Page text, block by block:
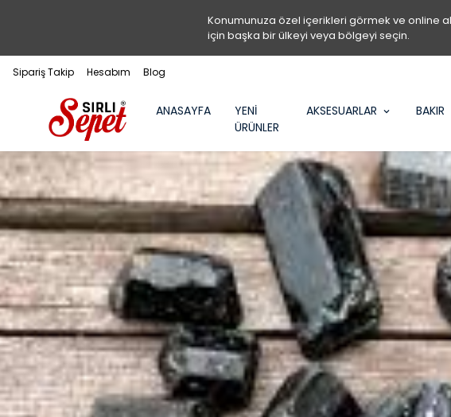
Konumunuza özel içerikleri görmek ve online
için başka bir ülkeyi veya bölgeyi seçin.
Sipariş Takip Hesabım Blog
ANASAYFA
YENİ
ÜRÜNLER
AKSESUARLAR BAKIR